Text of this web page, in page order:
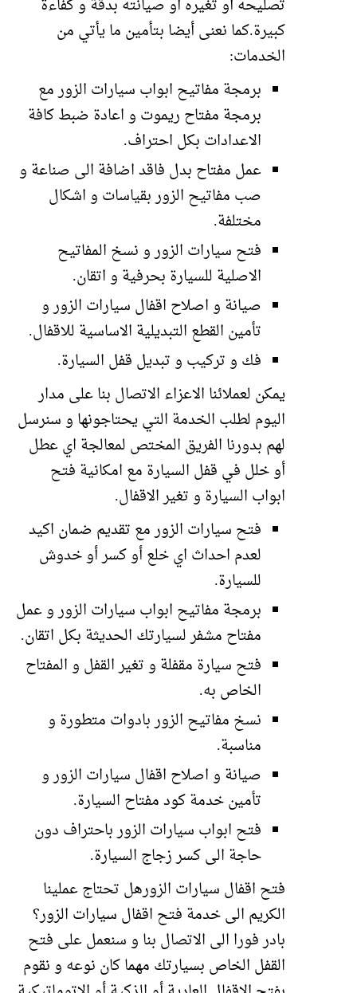
تصليحه أو تغيره أو صيانته بدقة و كفاءة
كبيرة.كما نعنى أيضا بتأمين ما يأتي من
الخدمات:
برمجة مفاتيح ابواب سيارات الزور مع
برمجة مفتاح ريموت و اعادة ضبط كافة
الاعدادات بكل احتراف.
عمل مفتاح بدل فاقد اضافة الى صناعة و
صب مفاتيح الزور بقياسات و اشكال
مختلفة.
فتح سيارات الزور و نسخ المفاتيح
الاصلية للسيارة بحرفية و اتقان.
صيانة و اصلاح اقفال سيارات الزور و
تأمين القطع التبديلية الاساسية للاقفال.
فك و تركيب و تبديل قفل السيارة.
يمكن لعملائنا الاعزاء الاتصال بنا على مدار
اليوم لطلب الخدمة التي يحتاجونها و سنرسل
لهم بدورنا الفريق المختص لمعالجة اي عطل
أو خلل في قفل السيارة مع امكانية فتح
ابواب السيارة و تغير الاقفال.
فتح سيارات الزور مع تقديم ضمان اكيد
لعدم احداث اي خلع أو كسر أو خدوش
للسيارة.
برمجة مفاتيح ابواب سيارات الزور و عمل
مفتاح مشفر لسيارتك الحديثة بكل اتقان.
فتح سيارة مقفلة و تغير القفل و المفتاح
الخاص به.
نسخ مفاتيح الزور بادوات متطورة و
مناسبة.
صيانة و اصلاح اقفال سيارات الزور و
تأمين خدمة كود مفتاح السيارة.
فتح ابواب سيارات الزور باحتراف دون
حاجة الى كسر زجاج السيارة.
فتح اقفال سيارات الزورهل تحتاج عملينا
الكريم الى خدمة فتح اقفال سيارات الزور؟
بادر فورا الى الاتصال بنا و سنعمل على فتح
القفل الخاص بسيارتك مهما كان نوعه و نقوم